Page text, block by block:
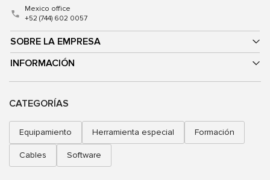
SOBRE LA EMPRESA
INFORMACIÓN
Mexico office
+52 (744) 602 0057
CATEGORÍAS
Equipamiento Herramienta especial Formación
Cables Software